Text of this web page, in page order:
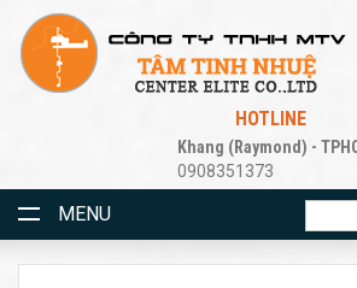
HOTLINE
Khang (Raymond) -
0908351373
MENU